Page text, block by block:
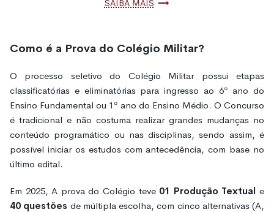
Como é a Prova do Colégio Militar?
O processo seletivo do Colégio Militar possui etapas
classificatórias e eliminatórias para ingresso ao 6º ano do
Ensino Fundamental ou 1º ano do Ensino Médio. O Concurso
é tradicional e não costuma realizar grandes mudanças no
conteúdo programático ou nas disciplinas, sendo assim, é
possível iniciar os estudos com antecedência, com base no
último edital.
Em 2025, A prova do Colégio teve 01 Produção Textual e
40 questões de múltipla escolha, com cinco alternativas (A,